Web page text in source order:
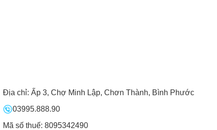
Địa chỉ: Ấp 3, Chợ Minh Lập, Chơn Thành, Bình Phước
03995.888.90
Mã số thuế: 8095342490